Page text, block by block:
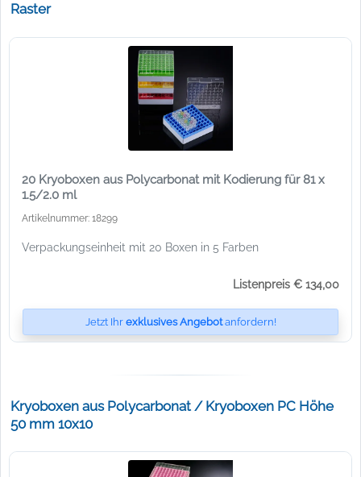
Raster
20 Kryoboxen aus Polycarbonat mit Kodierung für 81 x
1.5/2.0 ml
Artikelnummer: 18299
Verpackungseinheit mit 20 Boxen in 5 Farben
Listenpreis € 134,00
Jetzt Ihr exklusives Angebotanfordern!
Kryoboxen aus Polycarbonat / Kryoboxen PC Höhe
50 mm 10x10